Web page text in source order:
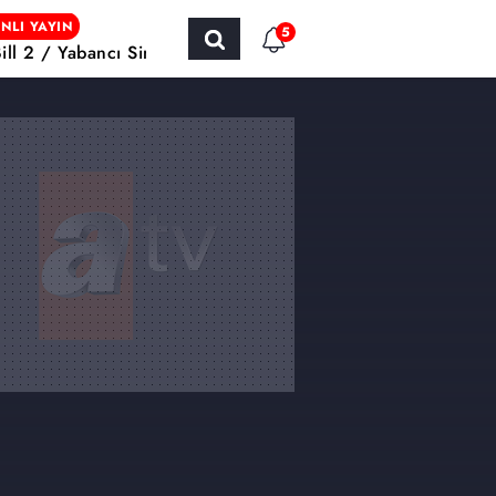
YAYIN
2 / Yabancı Sinema
5